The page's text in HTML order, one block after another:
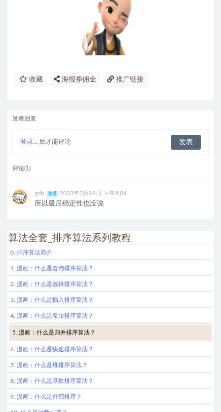
收藏 海报挣佣金 推广链接
发表回复
登录... 后才能评论
评论(1)
gdb 普通 2023年3月19日 下午5:04
所以最后稳定性也没说
算法全套_排序算法系列教程
0. 排序算法简介
1. 漫画：什么是冒泡排序算法？
2. 漫画：什么是选择排序算法？
3. 漫画：什么是插入排序算法？
4. 漫画：什么是希尔排序算法？
5. 漫画：什么是归并排序算法？
6. 漫画：什么是快速排序算法？
7. 漫画：什么是堆排序算法？
8. 漫画：什么是基数排序算法？
9. 漫画：什么是外部排序？